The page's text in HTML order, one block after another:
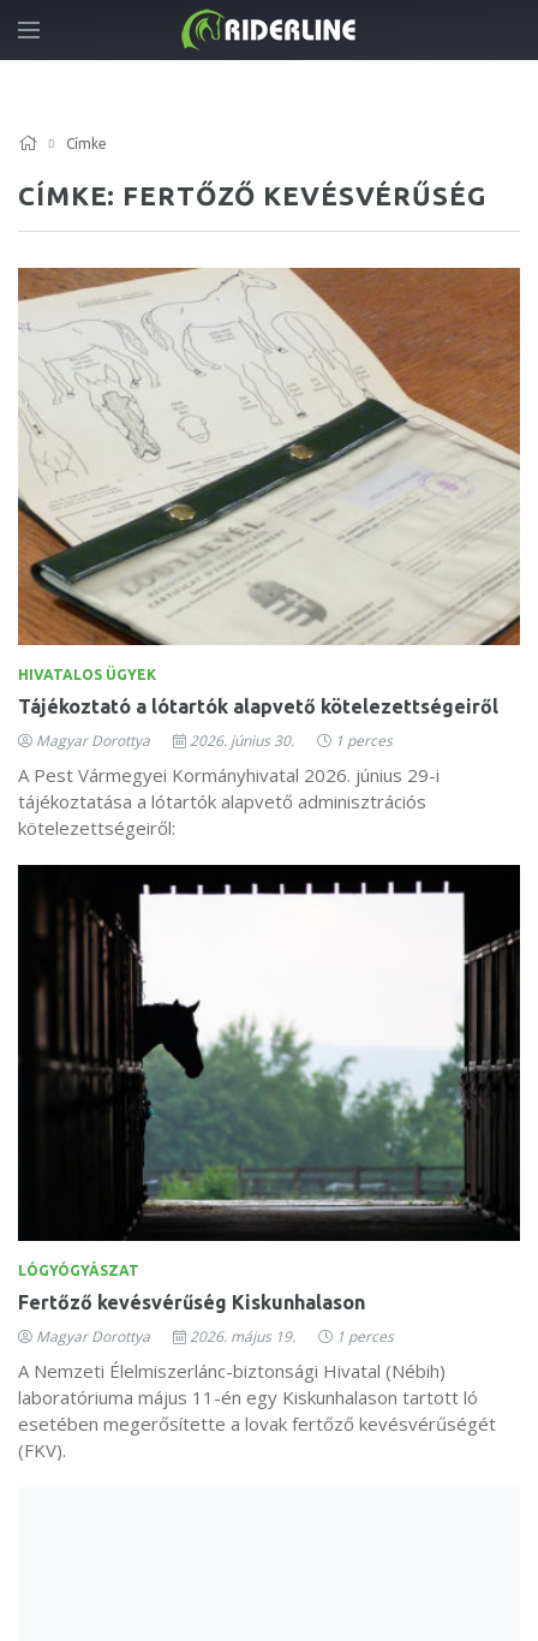
Címke
CÍMKE: FERTŐZŐ KEVÉSVÉRŰSÉG
HIVATALOS ÜGYEK
Tájékoztató a lótartók alapvető kötelezettségeiről
Magyar Dorottya 2026. június 30. 1 perces
A Pest Vármegyei Kormányhivatal 2026. június 29-i
tájékoztatása a lótartók alapvető adminisztrációs
kötelezettségeiről:
LÓGYÓGYÁSZAT
Fertőző kevésvérűség Kiskunhalason
Magyar Dorottya 2026. május 19. 1 perces
A Nemzeti Élelmiszerlánc-biztonsági Hivatal (Nébih)
laboratóriuma május 11-én egy Kiskunhalason tartott ló
esetében megerősítette a lovak fertőző kevésvérűségét
(FKV).